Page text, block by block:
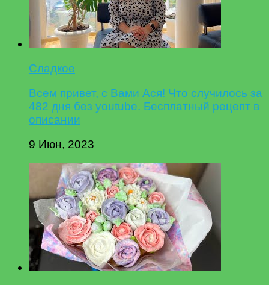
Сладкое
Всем привет, с Вами Ася! Что случилось за
482 дня без youtube. Бесплатный рецепт в
описании
9 Июн, 2023